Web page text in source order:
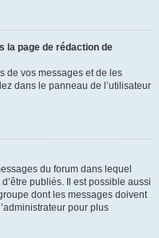
la page de rédaction de
de vos messages et de les
dans le panneau de l’utilisateur
du forum dans lequel
publiés. Il est possible aussi
dont les messages doivent
pour plus